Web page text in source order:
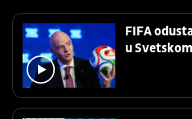
FIFA
u